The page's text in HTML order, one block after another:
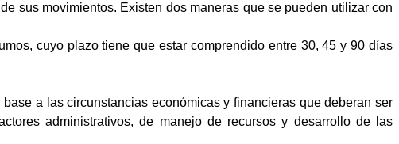
sus movimientos. Existen dos maneras que se pueden utilizar con
cuyo plazo tiene que estar comprendido entre 30, 45 y 90 días
a las circunstancias económicas y financieras que deberan ser
administrativos, de manejo de recursos y desarrollo de las